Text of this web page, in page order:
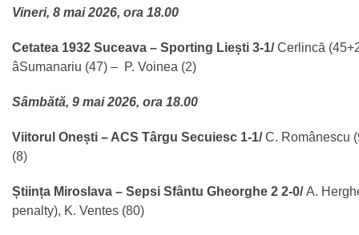
Vineri, 8 mai 2026, ora 18.00
Cetatea 1932 Suceava – Sporting Liești 3-1/Cerlincă
âSumanariu (47) – P. Voinea (2)
Sâmbătă, 9 mai 2026, ora 18.00
Viitorul Onești – ACS Târgu Secuiesc 1-1/C. Românescu
(8)
Știința Miroslava – Sepsi Sfântu Gheorghe 2 2-0/A.
penalty), K. Ventes (80)